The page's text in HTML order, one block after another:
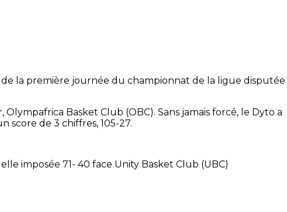
la première journée du championnat de la ligue disputée
Basket Club (OBC). Sans jamais forcé, le Dyto a
score de 3 chiffres, 105-27.
imposée 71- 40 face Unity Basket Club (UBC)